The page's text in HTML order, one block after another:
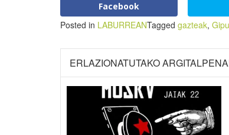
Facebook
Posted in LABURREANTagged gazteak,
ERLAZIONATUTAKO